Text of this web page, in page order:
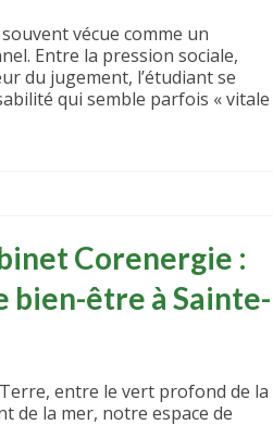
vécue comme un
Entre la pression sociale,
du jugement, l’étudiant se
qui semble parfois « vitale
Corenergie :
bien-être à Sainte-
entre le vert profond de la
de la mer, notre espace de